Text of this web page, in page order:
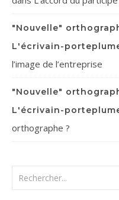
"Nouvelle"
L'écrivain-
l’image de l’entreprise
"Nouvelle"
L'écrivain-
orthographe ?